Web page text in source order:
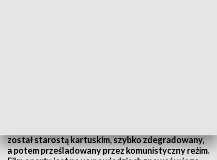
został starostą kartuskim, szybko zdegradowany,
a potem prześladowany przez komunistyczny reżim.